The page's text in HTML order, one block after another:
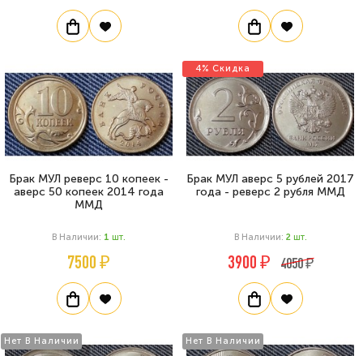
Брак МУЛ реверс 10 копеек -
аверс 50 копеек 2014 года
ММД
В Наличии: 1 Шт.
7500 ₽
4% Скидка
Брак МУЛ аверс 5 рублей 2017
года - реверс 2 рубля ММД
В Наличии: 2 Шт.
3900 ₽ 4050 ₽
Нет В Наличии Нет В Наличии